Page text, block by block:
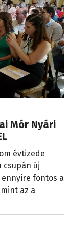
Mór Nyári
évtizede
csupán új
fontos a
az a